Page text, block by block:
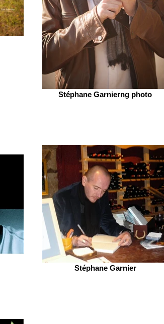
Stéphane Garnierng photo
Stéphane Garnier